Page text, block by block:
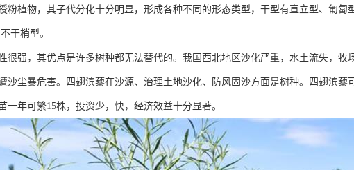
粉植物，其子代分化十分明显，形成各种不同的形态类型，干型有直立型、匍匐
干梢型。
很强，其优点是许多树种都无法替代的。我国西北地区沙化严重，水土流失，牧
沙尘暴危害。四翅滨藜在沙源、治理土地沙化、防风固沙方面是树种。四翅滨藜
一年可繁15株，投资少，快，经济效益十分显著。